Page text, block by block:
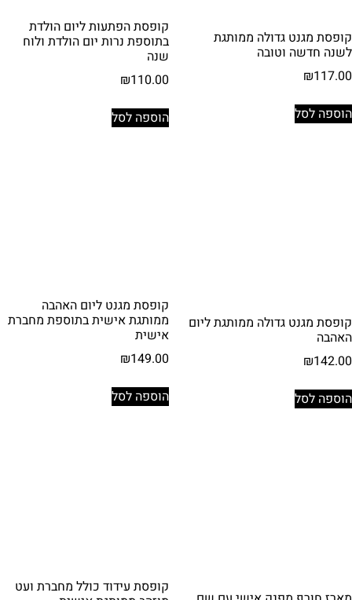
קופסת מגנט גדולה ממותגת
לשנה חדשה וטובה
₪117.00
הוספה לסל
קופסת הפתעות ליום הולדת
בתוספת נרות יום הולדת ולוח
שנה
₪110.00
הוספה לסל
קופסת מגנט גדולה ממותגת ליום
האהבה
₪142.00
הוספה לסל
קופסת מגנט ליום האהבה
ממותגת אישית בתוספת מחברת
אישית
₪149.00
הוספה לסל
קופסת עידוד כולל מחברת ועט